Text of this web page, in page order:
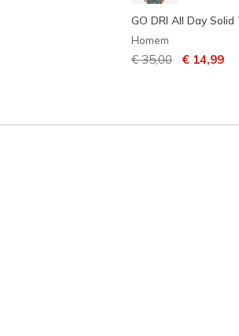
GO DRI All Day Solid
Homem
Preço com
€ 35,00para
€ 14,99